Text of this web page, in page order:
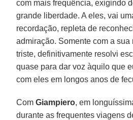
com mais frequência, exigindo
grande liberdade. A eles, vai
recordação, repleta de
admiração. Somente com a sua
triste, definitivamente resolvi
quase para dar voz àquilo que
com eles em longos anos de
ComGiampiero, em
durante as frequentes viagens